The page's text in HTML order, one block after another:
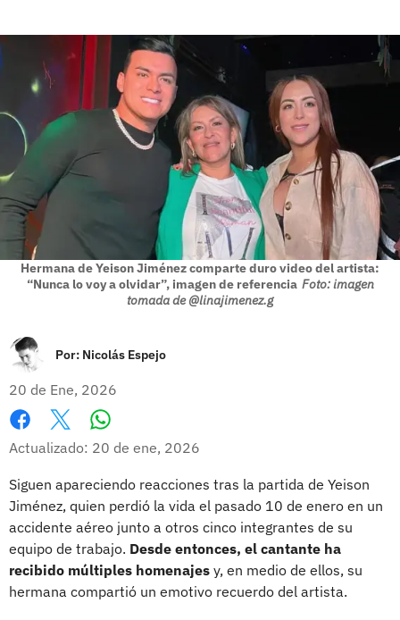
Hermana de Yeison Jiménez comparte duro video del artista:
“Nunca lo voy a olvidar”, imagen de referencia Foto: imagen
tomada de @linajimenez.g
Por: Nicolás Espejo
20 de Ene, 2026
Facebook
X
Actualizado: 20 de ene, 2026
Siguen apareciendo reacciones tras la partida de Yeison
Jiménez, quien perdió la vida el pasado 10 de enero en un
accidente aéreo junto a otros cinco integrantes de su
equipo de trabajo. Desde entonces, el cantante ha
recibido múltiples homenajes y, en medio de ellos, su
hermana compartió un emotivo recuerdo del artista.